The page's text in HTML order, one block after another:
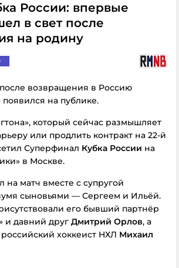
России: впервые
в свет после
на родину
после возвращения в Россию
на публике.
который сейчас размышляет
или продлить контракт на 22-й
Суперфинал Кубка России на
в Москве.
матч вместе с супругой
сыновьями — Сергеем и Ильёй.
его бывший партнёр
и давний друг Дмитрий Орлов, а
хоккеист НХЛ Михаил